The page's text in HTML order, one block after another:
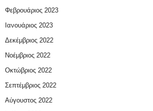
Φεβρουάριος 2023
Ιανουάριος 2023
Δεκέμβριος 2022
Νοέμβριος 2022
Οκτώβριος 2022
Σεπτέμβριος 2022
Αύγουστος 2022